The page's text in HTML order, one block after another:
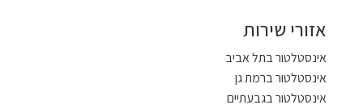
אזורי שירות
אינסטלטור בתל אביב
אינסטלטור ברמת גן
אינסטלטור בגבעתיים